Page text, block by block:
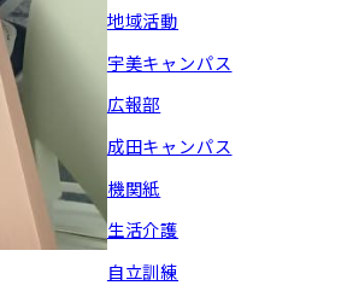
地域活動
宇美キャンパス
広報部
成田キャンパス
機関紙
生活介護
自立訓練